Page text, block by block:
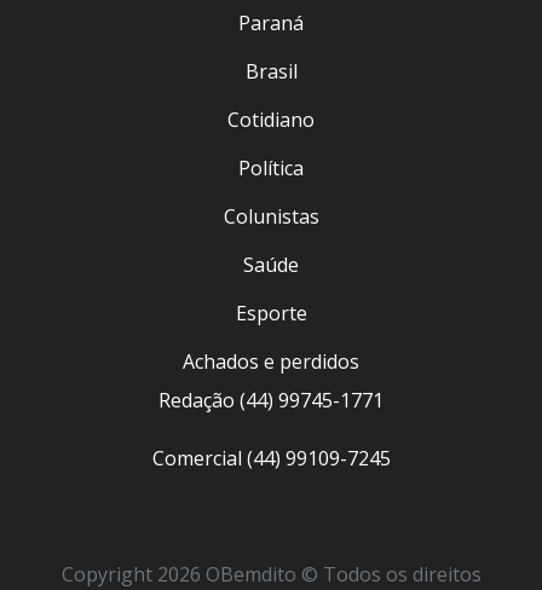
Paraná
Brasil
Cotidiano
Política
Colunistas
Saúde
Esporte
Achados e perdidos
Redação (44) 99745-1771
Comercial (44) 99109-7245
Copyright 2026 OBemdito © Todos os direitos